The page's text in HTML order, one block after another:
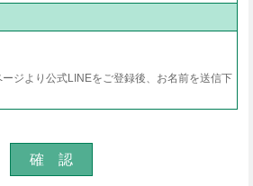
ジより公式LINEをご登録後、お名前を送信下